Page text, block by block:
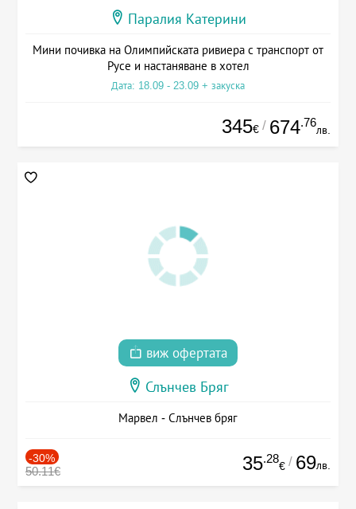
Паралия Катерини
Мини почивка на Олимпийската ривиера с транспорт от
Русе и настаняване в хотел
Дата: 18.09 - 23.09 + закуска
345€ / 674.76
лв.
виж офертата
Слънчев Бряг
Марвел - Слънчев бряг
-30%
50.11€ 35.28
€ / 69лв.